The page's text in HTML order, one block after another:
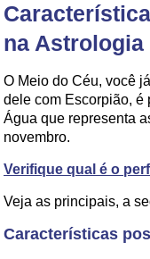
na Astrologia
O Meio do Céu, você
dele com Escorpião, é
Água que representa
novembro.
Verifique qual é o
Veja as principais, a
Características